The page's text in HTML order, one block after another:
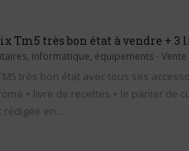
Tm5 très bon état à vendre + 3
informatique, équipements - Vente
très bon état avec tous ses
+ livre de recettes + le panier de
rédigée en…